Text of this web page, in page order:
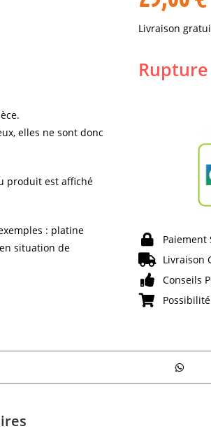
elles ne sont donc
produit est affiché
: platine
situation de
Livraison
Paiement
Livraison
Conseils